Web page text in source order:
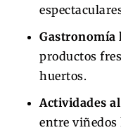
Gastronomía
productos
huertos.
Actividades
entre